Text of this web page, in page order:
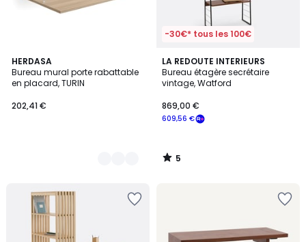
HERDASA
Bureau mural porte rabattable
en placard, TURIN
202,41 €
6
Couleurs
-30€* tous les 100€
LA REDOUTE INTERIEURS
Bureau étagère secrétaire
vintage, Watford
609,56 €
869,00 €
5
/
5
5
/